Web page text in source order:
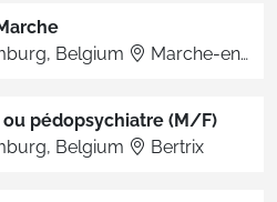
Belgium Marche-en-Famenne
pédopsychiatre (M/F)
Belgium Bertrix